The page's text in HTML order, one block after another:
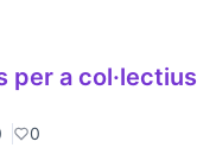
per a col·lectius
0